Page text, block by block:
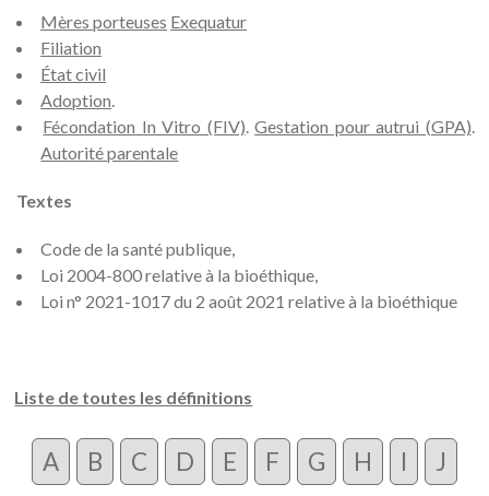
Mères porteuses Exequatur
Filiation
État civil
Adoption.
Fécondation In Vitro (FIV).Gestation pour autrui (GPA).
Autorité parentale
Textes
Code de la santé publique,
Loi 2004-800 relative à la bioéthique,
Loi n° 2021-1017 du 2 août 2021 relative à la bioéthique
Liste de toutes les définitions
A B C D E F G H I J